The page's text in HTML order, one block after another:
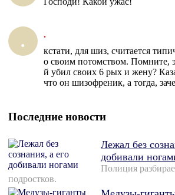
. .
кстати, для шиз, считается
о своим потомством. Помните,
й убил своих 6 рых и жену?
что он шизофреник, а тогда,
Последние новости
Лежал без
добивали
Полиция
подростков.